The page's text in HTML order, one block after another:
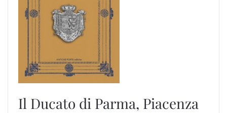
Il Ducato di Parma, Piacenza